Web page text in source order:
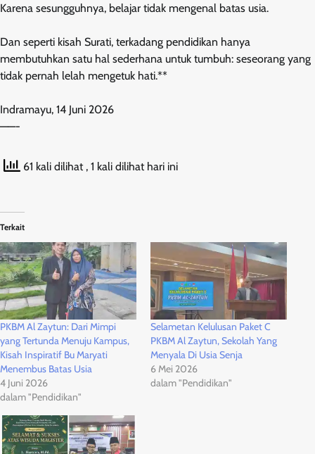
Karena sesungguhnya, belajar tidak mengenal batas usia.
Dan seperti kisah Surati, terkadang pendidikan hanya
membutuhkan satu hal sederhana untuk tumbuh: seseorang yang
tidak pernah lelah mengetuk hati.**
Indramayu, 14 Juni 2026
——-
61 kali dilihat , 1 kali dilihat hari ini
Terkait
PKBM Al Zaytun: Dari Mimpi
yang Tertunda Menuju Kampus,
Kisah Inspiratif Bu Maryati
Menembus Batas Usia
4 Juni 2026
dalam "Pendidikan"
Selametan Kelulusan Paket C
PKBM Al Zaytun, Sekolah Yang
Menyala Di Usia Senja
6 Mei 2026
dalam "Pendidikan"